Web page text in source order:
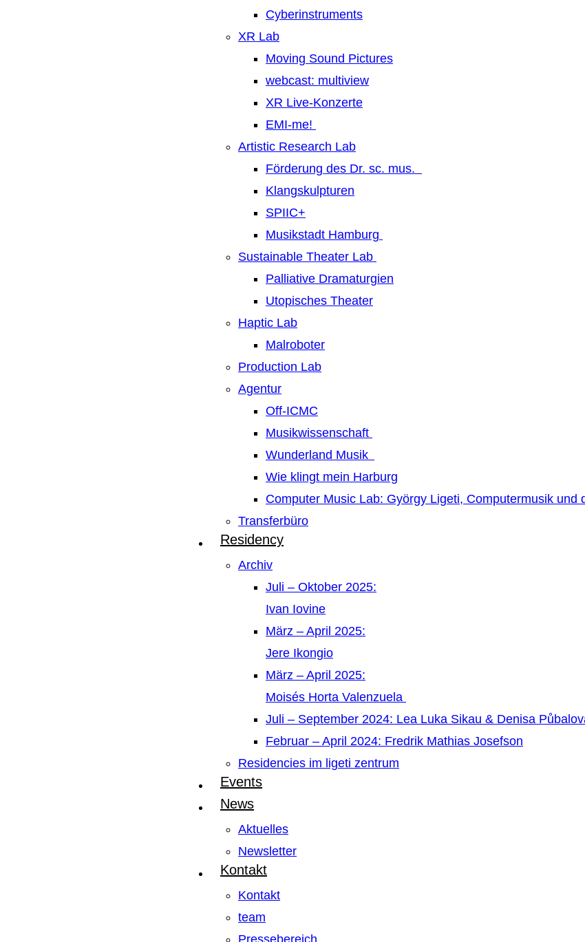
Cyberinstruments
XR Lab
Moving Sound Pictures
webcast: multiview
XR Live-Konzerte
EMI-me!
Artistic Research Lab
Förderung des Dr. sc. mus.
Klangskulpturen
SPIIC+
Musikstadt Hamburg
Sustainable Theater Lab
Palliative Dramaturgien
Utopisches Theater
Haptic Lab
Malroboter
Production Lab
Agentur
Off-ICMC
Musikwissenschaft
Wunderland Musik
Wie klingt mein Harburg
Computer Music Lab: György Ligeti, Computermusik und
Transferbüro
Residency
Archiv
Juli – Oktober 2025:
Ivan Iovine
März – April 2025:
Jere Ikongio
März – April 2025:
Moisés Horta Valenzuela
Juli – September 2024: Lea Luka Sikau & Denisa
Februar – April 2024: Fredrik Mathias Josefson
Residencies im ligeti zentrum
Events
News
Aktuelles
Newsletter
Kontakt
Kontakt
team
Pressebereich